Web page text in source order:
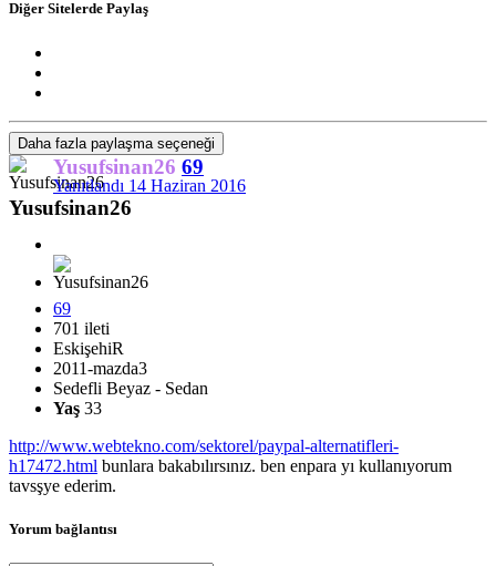
Diğer Sitelerde Paylaş
Daha fazla paylaşma seçeneği
Yusufsinan26 69
Yanıtlandı 14 Haziran 2016
Yusufsinan26
69
701 ileti
EskişehiR
2011-mazda3
Sedefli Beyaz - Sedan
Yaş 33
http://www.webtekno.com/sektorel/paypal-alternatifleri-
h17472.html bunlara bakabılırsınız. ben enpara yı kullanıyorum
tavsşye ederim.
Yorum bağlantısı